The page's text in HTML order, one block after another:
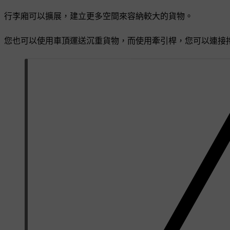
行李廂可以擴展，建立更多空間來容納較大的貨物。
您也可以使用車頂運送沉重貨物，而使用牽引桿，您可以連接